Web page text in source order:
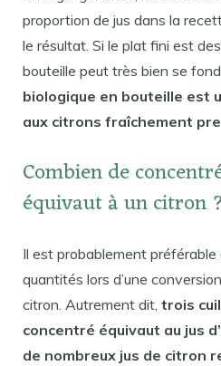
proportion de jus dans la
le résultat. Si le plat fini est
bouteille peut très bien se
biologique en bouteille est
aux citrons fraîchement
Combien de
équivaut à un citron ?
Il est probablement
quantités lors d’une
citron. Autrement dit, trois
concentré équivaut au jus
de nombreux jus de citron